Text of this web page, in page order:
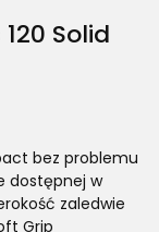
Solid
bez problemu
dostępnej w
zaledwie
Grip